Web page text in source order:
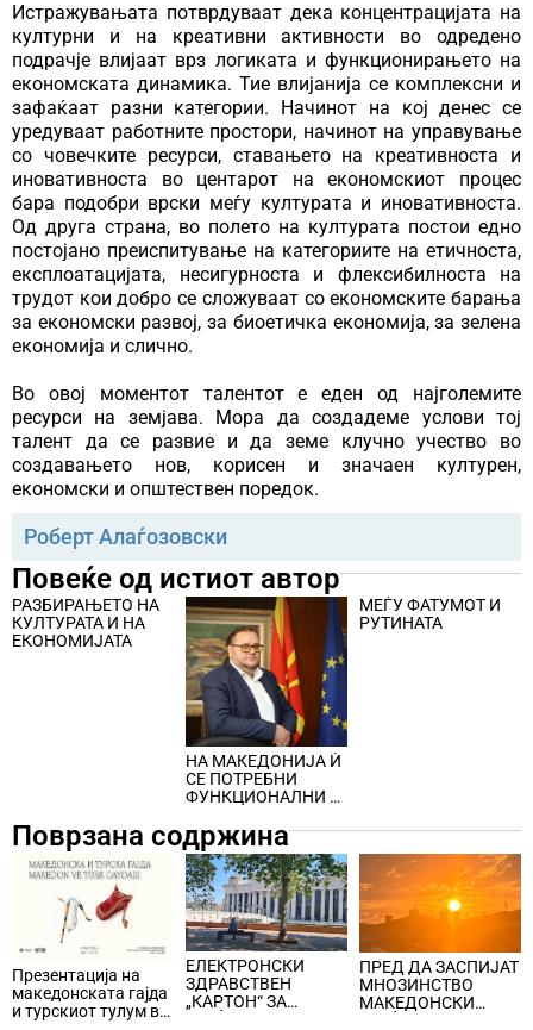
Истражувањата потврдуваат дека концентрацијата на
културни и на креативни активности во одредено
подрачје влијаат врз логиката и функционирањето на
економската динамика. Тие влијанија се комплексни и
зафаќаат разни категории. Начинот на кој денес се
уредуваат работните простори, начинот на управување
со човечките ресурси, ставањето на креативноста и
иновативноста во центарот на економскиот процес
бара подобри врски меѓу културата и иновативноста.
Од друга страна, во полето на културата постои едно
постојано преиспитување на категориите на етичноста,
експлоатацијата, несигурноста и флексибилноста на
трудот кои добро се сложуваат со економските барања
за економски развој, за биоетичка економија, за зелена
економија и слично.
Во овој моментот талентот е еден од најголемите
ресурси на земјава. Мора да создадеме услови тој
талент да се развие и да земе клучно учество во
создавањето нов, корисен и значаен културен,
економски и општествен поредок.
Роберт Алаѓозовски
Повеќе од истиот автор
РАЗБИРАЊЕТО НА
КУЛТУРАТА И НА
ЕКОНОМИЈАТА
НА МАКЕДОНИЈА Ѝ
СЕ ПОТРЕБНИ
ФУНКЦИОНАЛНИ И
КУЛТУРНИ
ИНДУСТРИИ
МЕЃУ ФАТУМОТ И
РУТИНАТА
Поврзана содржина
Презентација на
македонската гајда
и турскиот тулум во
ЕЛЕКТРОНСКИ
ЗДРАВСТВЕН
„КАРТОН“ ЗА
ПРЕД ДА ЗАСПИЈАТ
МНОЗИНСТВО
МАКЕДОНСКИ